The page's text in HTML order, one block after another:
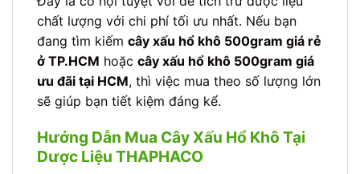
chất lượng với chi phí tối ưu nhất. Nếu bạn
đang tìm kiếm cây xấu hổ khô 500gram giá rẻ
ở TP.HCM hoặc cây xấu hổ khô 500gram giá
ưu đãi tại HCM, thì việc mua theo số lượng lớn
sẽ giúp bạn tiết kiệm đáng kể.
Hướng Dẫn Mua Cây Xấu Hổ Khô Tại
Dược Liệu THAPHACO